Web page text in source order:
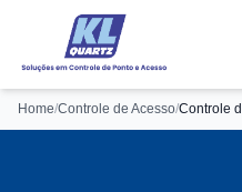
Home/Controle de Acesso/Controle